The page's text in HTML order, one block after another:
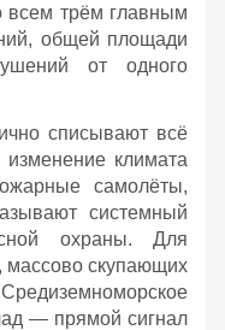
всем трём главным
общей площади
от одного
списывают всё
изменение климата
самолёты,
системный
охраны. Для
массово скупающих
— прямой сигнал